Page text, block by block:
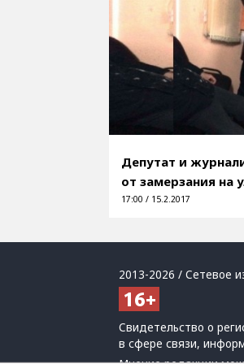
Депутат и
от замерзания на
17:00 / 15.2.2017
2013-2026 / Сетевое
Свидетельство о
в сфере связи,